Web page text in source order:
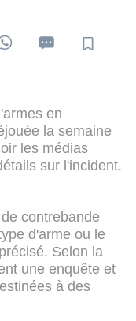
en
la semaine
les médias
sur l'incident.
contrebande
d'arme ou le
Selon la
une enquête et
à des